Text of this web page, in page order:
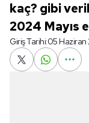
kaç? gibi
2024 Mayıs
Giriş Tarihi:05 Haziran